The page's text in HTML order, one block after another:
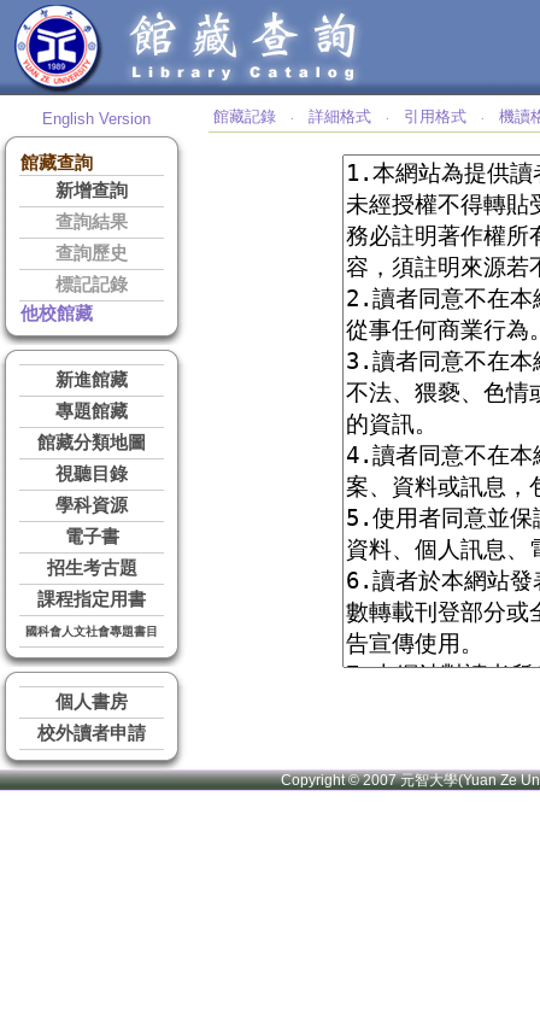
English Version
館藏查詢
新增查詢
查詢結果
查詢歷史
標記記錄
他校館藏
新進館藏
專題館藏
館藏分類地圖
視聽目錄
學科資源
電子書
招生考古題
課程指定用書
國科會人文社會專題書目
個人書房
校外讀者申請
館藏記錄 ‧ 詳細格式 ‧ 引用格式 ‧ 機讀
Copyright © 2007 元智大學(Yuan Ze